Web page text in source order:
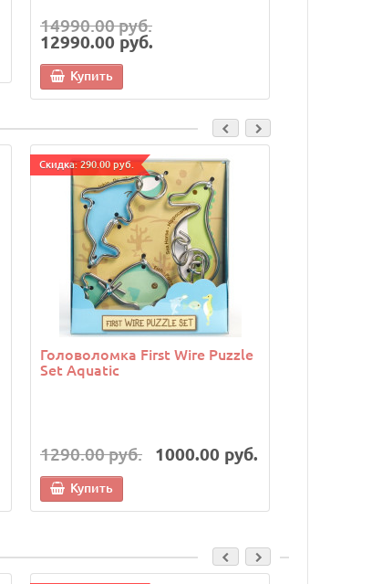
14990.00 руб.
12990.00 руб.
Купить
Cкидка: 290.00 руб.
Головоломка First Wire Puzzle
Set Aquatic
1290.00 руб. 1000.00 руб.
Купить